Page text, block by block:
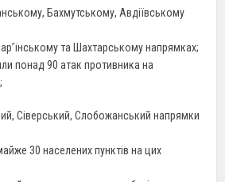
Бахмутському, Авдіївському
та Шахтарському напрямках;
понад 90 атак противника на
Сіверський, Слобожанський напрямки
30 населених пунктів на цих